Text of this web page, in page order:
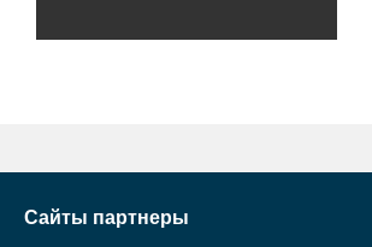
Сайты партнеры